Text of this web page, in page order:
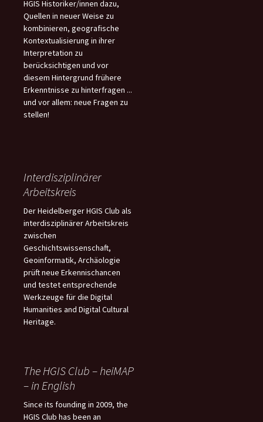
HGIS Historiker/innen dazu,
Quellen in neuer Weise zu
kombinieren, geografische
Kontextualisierung in ihrer
Interpretation zu
berücksichtigen und vor
diesem Hintergrund frühere
Erkenntnisse zu hinterfragen ...
und vor allem: neue Fragen zu
stellen!
Interdisziplinärer
Arbeitskreis
Der Heidelberger HGIS Club als
interdisziplinärer Arbeitskreis
zwischen
Geschichtswissenschaft,
Geoinformatik, Archäologie
prüft neue Erkennischancen
und testet entsprechende
Werkzeuge für die Digital
Humanities and Digital Cultural
Heritage.
The HGIS Club – heiMAP
– in English
Since its founding in 2009, the
HGIS Club has been an